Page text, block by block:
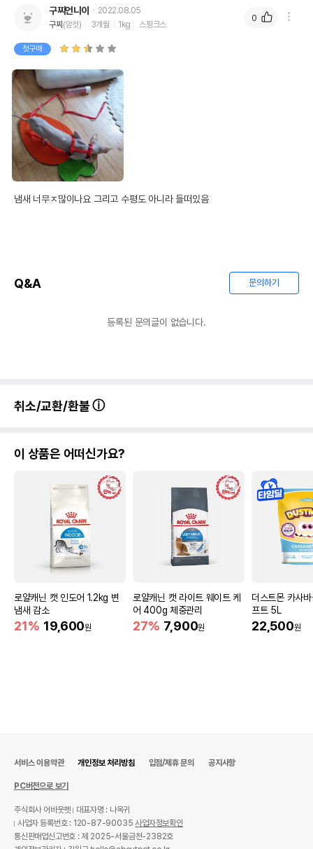
구찌언니이
2022.08.05
구찌 (암컷) 3개월 1kg 스핑크스
첫구매
냄새 너무ㅈ많이나요 그리고 수평도 아니라 들떠있음
0
Q&A 문의하기
등록된 문의글이 없습니다.
취소/교환/환불
이 상품은 어떠신가요?
로얄캐닌 캣 인도어 1.2kg 변
냄새 감소
21% 19,600원
로얄캐닌 캣 라이트 웨이트 케
어 400g 체중관리
27% 7,900원
더스트몬 카사
프트 5L
22,500원
서비스 이용약관 개인정보 처리방침 입점/제휴 문의 공지사항
PC버전으로 보기
주식회사 어바웃펫
대표자명 : 나옥귀
사업자 등록번호 : 120-87-90035사업자정보확인
통신판매업신고번호 : 제 2025-서울금천-2382호